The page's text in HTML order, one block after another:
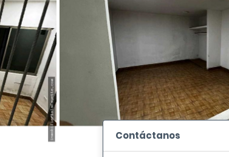
Contáctanos